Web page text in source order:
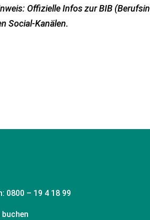
Offizielle Infos zur BIB
Social-Kanälen.
0800 – 19 4 18 99